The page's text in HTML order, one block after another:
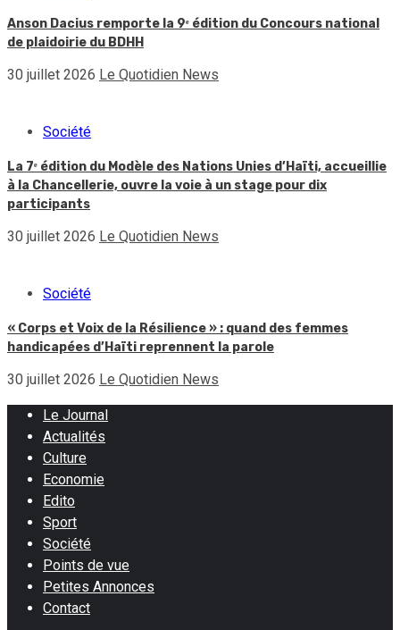
Anson Dacius remporte la 9ᵉ édition du Concours national
de plaidoirie du BDHH
30 juillet 2026 Le Quotidien News
Société
La 7ᵉ édition du Modèle des Nations Unies d’Haïti, accueillie
à la Chancellerie, ouvre la voie à un stage pour dix
participants
30 juillet 2026 Le Quotidien News
Société
« Corps et Voix de la Résilience » : quand des femmes
handicapées d’Haïti reprennent la parole
30 juillet 2026 Le Quotidien News
Le Journal
Actualités
Culture
Economie
Edito
Sport
Société
Points de vue
Petites Annonces
Contact